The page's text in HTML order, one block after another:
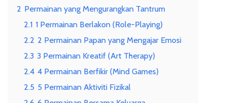
2 Permainan yang Mengurangkan Tantrum
2.1 1 Permainan Berlakon (Role-Playing)
2.2 2 Permainan Papan yang Mengajar Emosi
2.3 3 Permainan Kreatif (Art Therapy)
2.4 4 Permainan Berfikir (Mind Games)
2.5 5 Permainan Aktiviti Fizikal